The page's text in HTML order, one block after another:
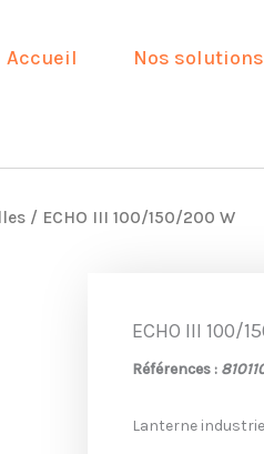
Accueil Nos
/ ECHO III 100/150/200 W
ECHO III 100/
Références :
Lanterne